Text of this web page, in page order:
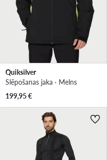
Quiksilver
Slēpošanas jaka · Melns
199,95€